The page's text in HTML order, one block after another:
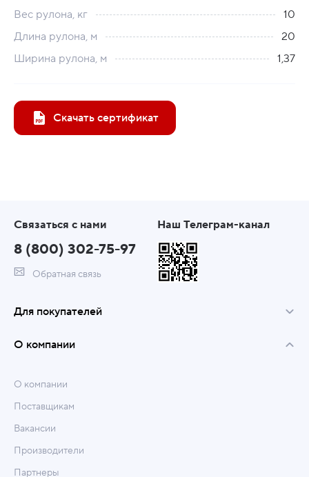
Вес рулона, кг
10
Длина рулона, м
20
Ширина рулона, м
1,37
Скачать сертификат
Связаться с нами
8 (800) 302-75-97
Обратная связь
Наш Телеграм-канал
Для покупателей
О компании
О компании
Поставщикам
Вакансии
Производители
Партнеры